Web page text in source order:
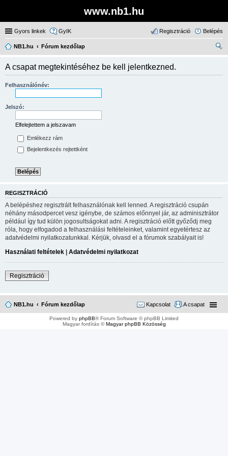
www.nb1.hu
Gyors linkek GyIK Belépés
Regisztráció
NB1.hu
Fórum kezdőlap
A csapat megtekintéséhez be kell jelentkezned.
Felhasználónév:
Jelszó:
Elfelejtettem a jelszavam
Emlékezz rám
Bejelentkezés rejtettként
REGISZTRÁCIÓ
A belépéshez regisztrált felhasználónak kell lenned. A regisztráció csupán
néhány másodpercet vesz igénybe, de számos előnnyel jár, az adminisztrátor
például így tud külön jogosultságokat adni. A regisztráció előtt győződj meg
róla, hogy elfogadod a felhasználási feltételeinket, valamint egyetértesz az
adatvédelmi nyilatkozatunkkal. Kérjük, olvasd el a fórumok szabályait is!
Használati feltételek | Adatvédelmi nyilatkozat
Regisztráció
NB1.hu Fórum kezdőlap A csapat
Kapcsolat
Powered by phpBB® Forum Software © phpBB Limited
Magyar fordítás ©Magyar phpBB Közösség